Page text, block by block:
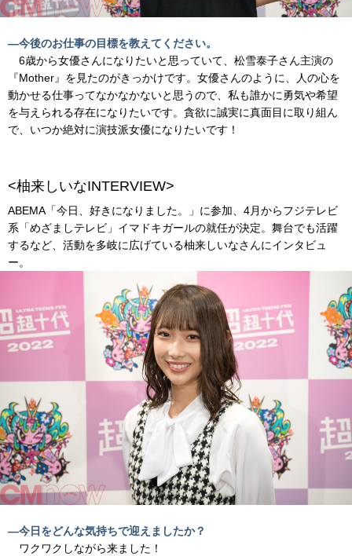
―今後のお仕事の目標を教えてください。
6歳から女優さんになりたいと思っていて、松雪泰子さん主演の
『Mother』を見たのがきっかけです。女優さんのように、人の心を
動かせる仕事ってなかなかないと思うので、私も誰かに勇気や希望
を与えられる存在になりたいです。貪欲に誠実に真面目に取り組ん
で、いつか絶対に演技派女優になりたいです！
<柚来しいなINTERVIEW>
ABEMA「今日、好きになりました。」に参加、4月からフジテレビ
系「めざましテレビ」イマドキガールの就任が決定。舞台でも活躍
するなど、活動を多岐に広げている柚来しいなさんにインタビュ
ー。
―今日をどんな気持ちで迎えましたか？
ワクワクしながら来ました！